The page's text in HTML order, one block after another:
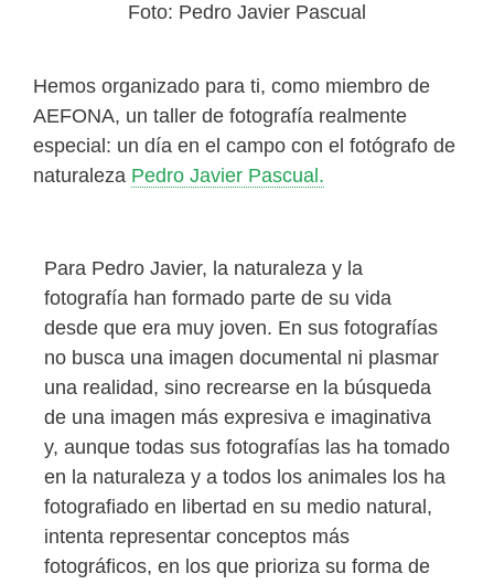
Foto: Pedro Javier Pascual
Hemos organizado para ti, como miembro de
AEFONA, un taller de fotografía realmente
especial: un día en el campo con el fotógrafo de
naturaleza Pedro Javier Pascual.
Para Pedro Javier, la naturaleza y la
fotografía han formado parte de su vida
desde que era muy joven. En sus fotografías
no busca una imagen documental ni plasmar
una realidad, sino recrearse en la búsqueda
de una imagen más expresiva e imaginativa
y, aunque todas sus fotografías las ha tomado
en la naturaleza y a todos los animales los ha
fotografiado en libertad en su medio natural,
intenta representar conceptos más
fotográficos, en los que prioriza su forma de